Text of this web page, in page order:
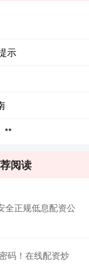
示
**
阅读
全正规低息配资公
码！在线配资炒